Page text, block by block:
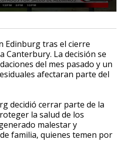
Edinburg tras el cierre
Canterbury. La decisión se
del mes pasado y un
afectaran parte del
decidió cerrar parte de la
la salud de los
malestar y
familia, quienes temen por